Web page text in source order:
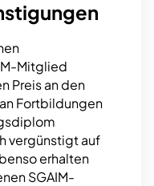
Mitglied
Preis an den
Fortbildungen
vergünstigt auf
erhalten
SGAIM-